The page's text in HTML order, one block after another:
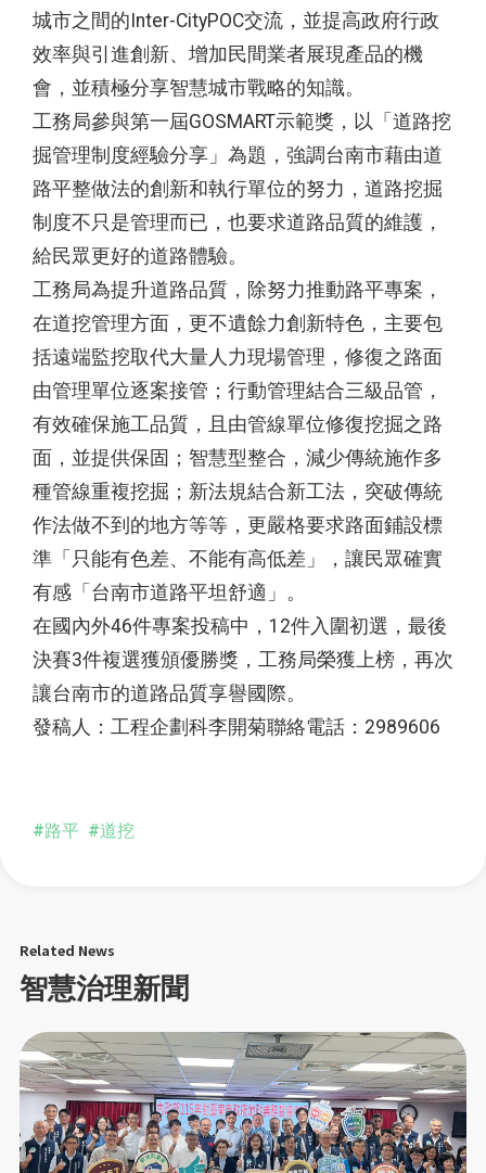
城市之間的Inter-CityPOC交流，並提高政府行政
效率與引進創新、增加民間業者展現產品的機
會，並積極分享智慧城市戰略的知識。
工務局參與第一屆GOSMART示範獎，以「道路挖
掘管理制度經驗分享」為題，強調台南市藉由道
路平整做法的創新和執行單位的努力，道路挖掘
制度不只是管理而已，也要求道路品質的維護，
給民眾更好的道路體驗。
工務局為提升道路品質，除努力推動路平專案，
在道挖管理方面，更不遺餘力創新特色，主要包
括遠端監挖取代大量人力現場管理，修復之路面
由管理單位逐案接管；行動管理結合三級品管，
有效確保施工品質，且由管線單位修復挖掘之路
面，並提供保固；智慧型整合，減少傳統施作多
種管線重複挖掘；新法規結合新工法，突破傳統
作法做不到的地方等等，更嚴格要求路面鋪設標
準「只能有色差、不能有高低差」，讓民眾確實
有感「台南市道路平坦舒適」。
在國內外46件專案投稿中，12件入圍初選，最後
決賽3件複選獲頒優勝獎，工務局榮獲上榜，再次
讓台南市的道路品質享譽國際。
發稿人：工程企劃科李開菊聯絡電話：2989606
#路平 #道挖
Related News
智慧治理新聞